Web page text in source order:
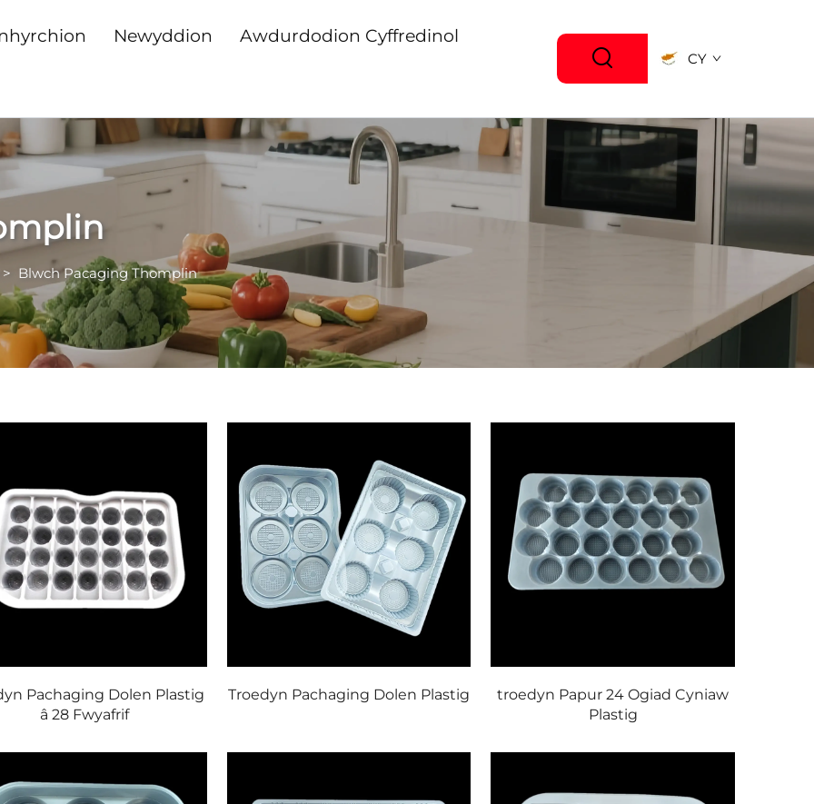
Newyddion Awdurdodion Cyffredinol
CY
> Blwch Pacaging Thomplin
Pachaging Dolen Plastig
â 28 Fwyafrif
Troedyn Pachaging Dolen Plastig
troedyn Papur 24 Ogiad Cyniaw
Plastig